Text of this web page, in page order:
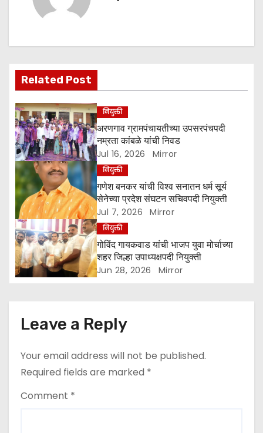
i
g
a
t
i
o
n
Related Post
नियुक्ती
अरणगाव ग्रामपंचायतीच्या उपसरपंचपदी
नम्रता कांबळे यांची निवड
Jul 16, 2026 Mirror
नियुक्ती
गणेश बनकर यांची विश्‍व सनातन धर्म सूर्य
सेनेच्या प्रदेश संघटन सचिवपदी नियुक्ती
Jul 7, 2026 Mirror
नियुक्ती
गोविंद गायकवाड यांची भाजप युवा मोर्चाच्या
शहर जिल्हा उपाध्यक्षपदी नियुक्ती
Jun 28, 2026 Mirror
Leave a Reply
Your email address will not be published.
Required fields are marked *
Comment *